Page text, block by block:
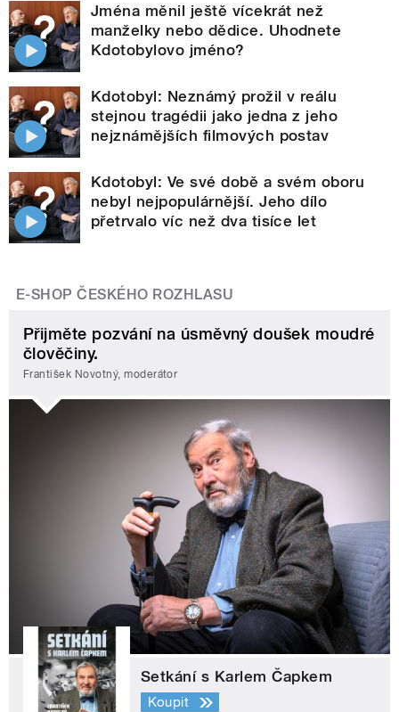
Jména měnil ještě vícekrát než
manželky nebo dědice. Uhodnete
Kdotobylovo jméno?
Kdotobyl: Neznámý prožil v reálu
stejnou tragédii jako jedna z jeho
nejznámějších filmových postav
Kdotobyl: Ve své době a svém oboru
nebyl nejpopulárnější. Jeho dílo
přetrvalo víc než dva tisíce let
E-SHOP ČESKÉHO ROZHLASU
Přijměte pozvání na úsměvný doušek moudré
člověčiny.
František Novotný, moderátor
Setkání s Karlem Čapkem
Koupit